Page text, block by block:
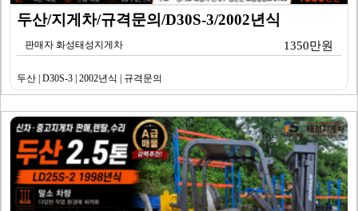
두산/지게차/규격문의/D30S-3/2002년식
판매자 화성태성지게차 1350만원
두산 | D30S-3 | 2002년식 | 규격문의